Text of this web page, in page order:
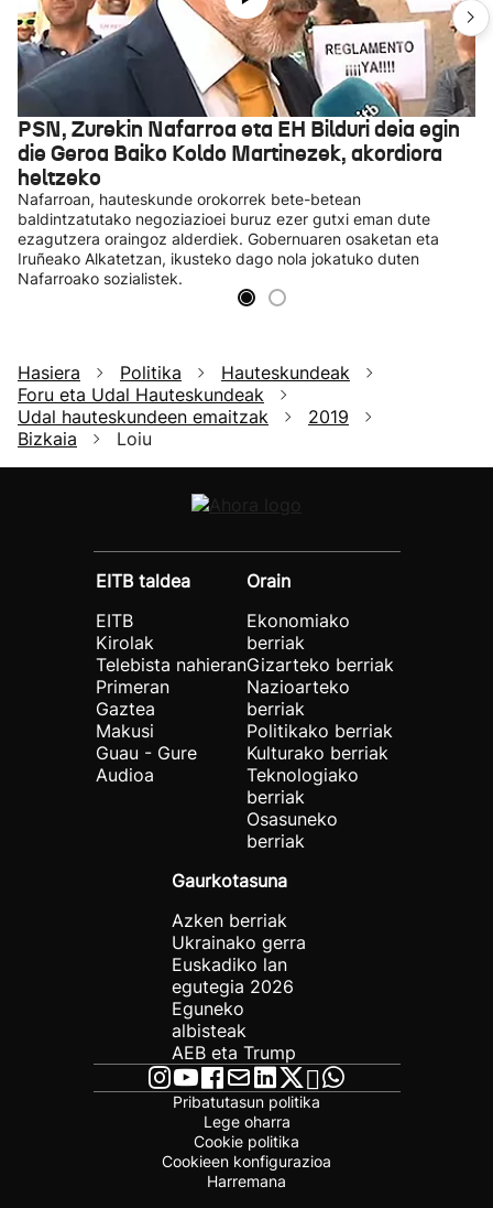
PSN, Zurekin Nafarroa eta EH Bilduri deia egin
die Geroa Baiko Koldo Martinezek, akordiora
heltzeko
Nafarroan, hauteskunde orokorrek bete-betean
baldintzatutako negoziazioei buruz ezer gutxi eman dute
ezagutzera oraingoz alderdiek. Gobernuaren osaketan eta
Iruñeako Alkatetzan, ikusteko dago nola jokatuko duten
Nafarroako sozialistek.
Hasiera Politika
Hauteskundeak
Foru eta Udal Hauteskundeak
Udal hauteskundeen emaitzak
2019
Bizkaia
Loiu
EITB taldea
EITB
Kirolak
Telebista nahieran
Primeran
Gaztea
Makusi
Guau - Gure
Audioa
Orain
Ekonomiako
berriak
Gizarteko berriak
Nazioarteko
berriak
Politikako berriak
Kulturako berriak
Teknologiako
berriak
Osasuneko
berriak
Gaurkotasuna
Azken berriak
Ukrainako gerra
Euskadiko lan
egutegia 2026
Eguneko
albisteak
AEB eta Trump
Pribatutasun politika
Lege oharra
Cookie politika
Cookieen konfigurazioa
Harremana